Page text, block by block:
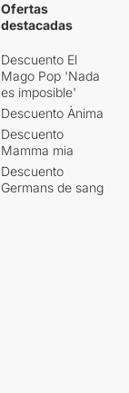
Ofertas
destacadas
Descuento El
Mago Pop 'Nada
es imposible'
Descuento Ànima
Descuento
Mamma mia
Descuento
Germans de sang